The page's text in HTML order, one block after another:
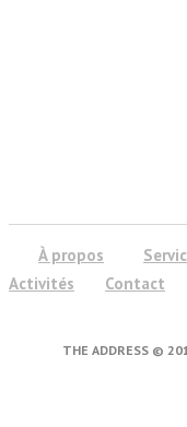
À propos
Activités
Contact
THE ADDRESS ©